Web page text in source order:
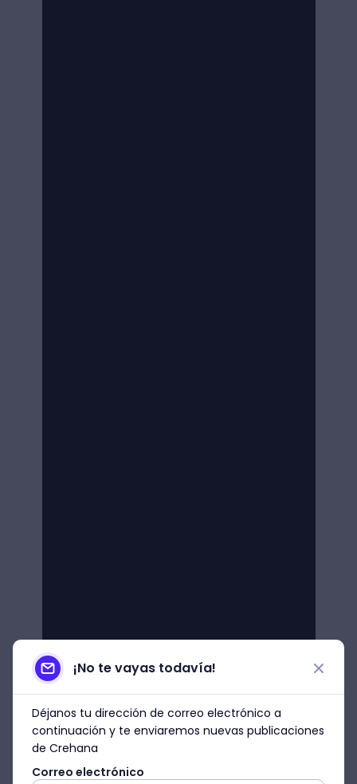
¡No te vayas todavía!
Déjanos tu dirección de correo electrónico a
continuación y te enviaremos nuevas publicaciones
de Crehana
Correo electrónico